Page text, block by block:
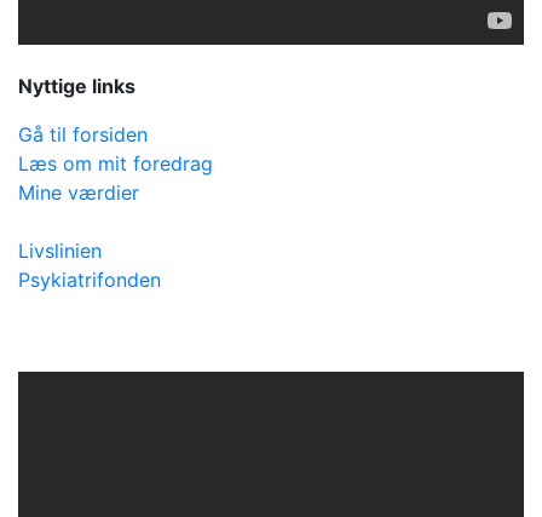
Nyttige links
Gå til forsiden
Læs om mit foredrag
Mine værdier
Livslinien
Psykiatrifonden